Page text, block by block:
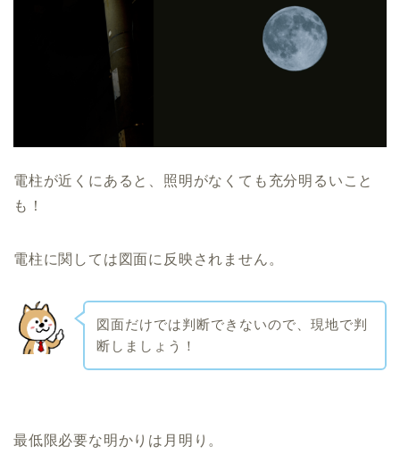
電柱が近くにあると、照明がなくても充分明るいこと
も！
電柱に関しては図面に反映されません。
図面だけでは判断できないので、現地で判
断しましょう！
最低限必要な明かりは月明り。